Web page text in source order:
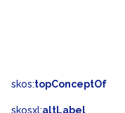
skos:topConceptOf
skosxl:altLabel